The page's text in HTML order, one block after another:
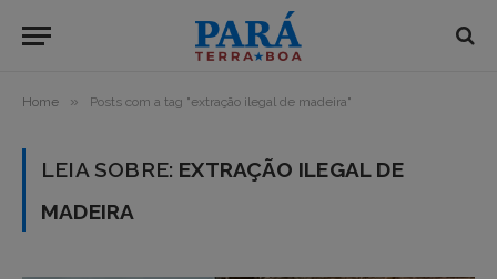
Home » Posts com a tag "extração ilegal de madeira"
LEIA SOBRE: EXTRAÇÃO ILEGAL DE
MADEIRA